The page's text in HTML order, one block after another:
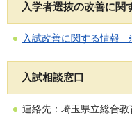
入学者選抜の改善に関
入試改善に関する情報
入試相談窓口
連絡先：埼玉県立総合教